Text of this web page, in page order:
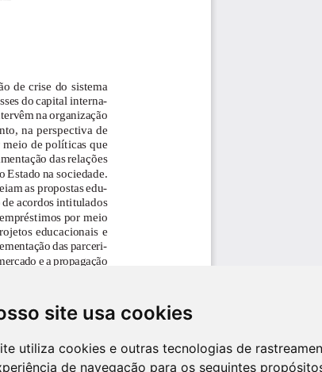
site usa cookies
utiliza cookies e outras tecnologias de
de navegação para os seguintes